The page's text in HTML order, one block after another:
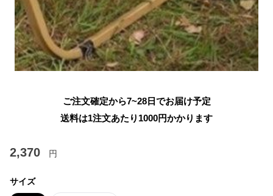
ご注文確定から7~28日でお届け予定
送料は1注文あたり 1000円かかります
2,370 円
サイズ